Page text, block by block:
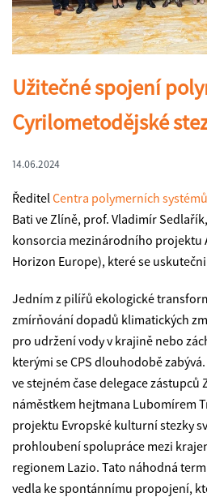
Užitečné spojení
Cyrilometodějské
14.06.2024
Ředitel Centra polymerních systémů
Bati ve Zlíně, prof. Vladimír
konsorcia mezinárodního projektu
Horizon Europe), které se
Jedním z pilířů ekologické
zmírňování dopadů klimatických
pro udržení vody v krajině nebo
kterými se CPS dlouhodobě
ve stejném čase delegace zástupců
náměstkem hejtmana Lubomírem
projektu Evropské kulturní stezky
prohloubení spolupráce mezi
regionem Lazio. Tato náhodná
vedla ke spontánnímu propojení,